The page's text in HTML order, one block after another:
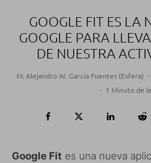
GOOGLE FIT ES LA
GOOGLE PARA
DE NUESTRA
M. Alejandro W. García Fuentes (Esfera) ·
· 1 Minuto de
Google Fit es una nueva